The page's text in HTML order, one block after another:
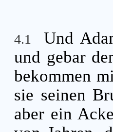
4.1
Und
und gebar
bekommen
sie seinen
aber ein